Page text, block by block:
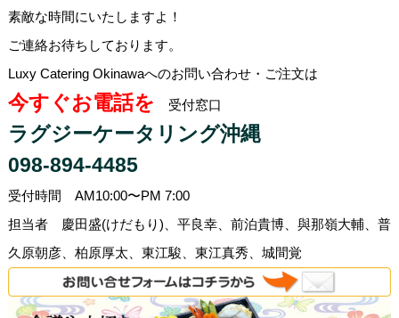
素敵な時間にいたしますよ！
ご連絡お待ちしております。
Luxy Catering Okinawaへのお問い合わせ・ご注文は
今すぐお電話を 受付窓口
ラグジーケータリング沖縄
098-894-4485
受付時間 AM10:00〜PM 7:00
担当者 慶田盛(けだもり)、平良幸、前泊貴博、與那嶺大輔、普
久原朝彦、柏原厚太、東江駿、東江真秀、城間覚